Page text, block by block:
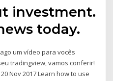
investment.
today.
um vídeo para vocês
tradingview, vamos conferir!
Nov 2017 Learn how to use